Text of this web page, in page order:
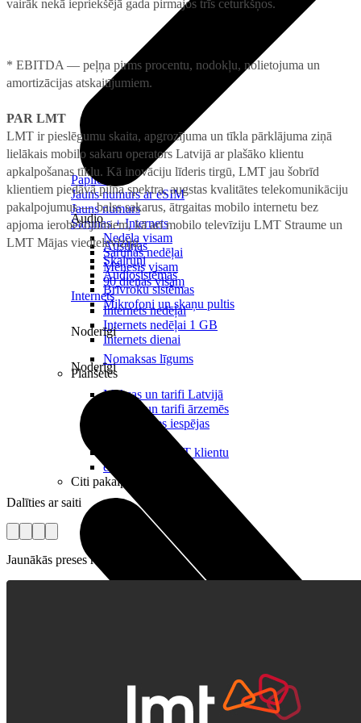
Papildināt
Jauns numurs ar eSIM
Jauns numurs
Sarunas + Internets
Nedēļa visam
Sarunas nedēļai
Mēnesis visam
90 dienas visam
Internets
Internets nedēļai
Internets nedēļai 1 GB
Internets dienai
Noderīgi
Maksas un tarifi Latvijā
Maksas un tarifi ārzemēs
LMT Kartes iespējas
Kā kļūt par LMT klientu
eSIM tehnoloģija
Citi pakalpojumi
Audio
Austiņas
Skaļruņi
Audiosistēmas
Brīvroku sistēmas
Mikrofoni un skaņu pultis
Noderīgi
Nomaksas līgums
Planšetes
vairāk nekā iepriekšējā gada pirmajos trīs ceturkšņos.
* EBITDA — peļņa pirms procentu, nodokļu, nolietojuma un
amortizācijas atskaitījumiem.
PAR LMT
LMT ir pieslēgumu skaita, apgrozījuma un tīkla pārklājuma ziņā
lielākais mobilo sakaru operators Latvijā ar plašāko klientu
apkalpošanas tīklu. Kā inovāciju līderis tirgū, LMT jau šobrīd
klientiem piedāvā pilna spektra, augstas kvalitātes telekomunikāciju
pakalpojumus — balss sakarus, ātrgaitas mobilo internetu bez
apjoma ierobežojumiem, kā arī mobilo televīziju LMT Straume un
LMT Mājas viedtelevīziju.
Dalīties ar saiti
Jaunākās preses relīzes